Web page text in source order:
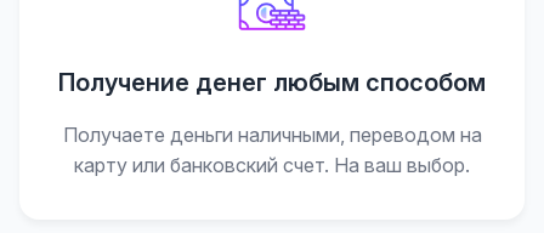
Получение денег любым способом
Получаете деньги наличными, переводом на
карту или банковский счет. На ваш выбор.